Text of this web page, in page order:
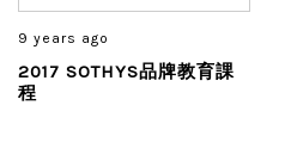
9 years ago
2017 SOTHYS品牌教育課
程